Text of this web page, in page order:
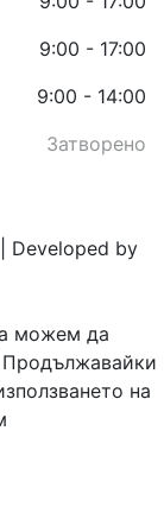
9:00 - 17:00
9:00 - 14:00
Затворено
| Developed by
можем да
Продължавайки
на